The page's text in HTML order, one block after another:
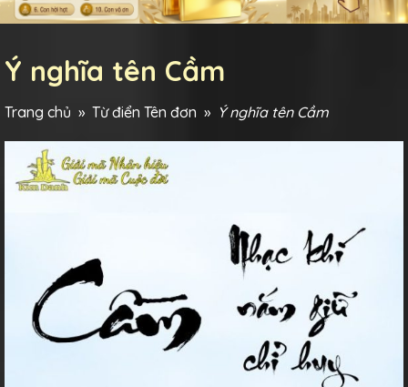
Ý nghĩa tên Cầm
Trang chủ » Từ điển Tên đơn » Ý nghĩa tên Cầm